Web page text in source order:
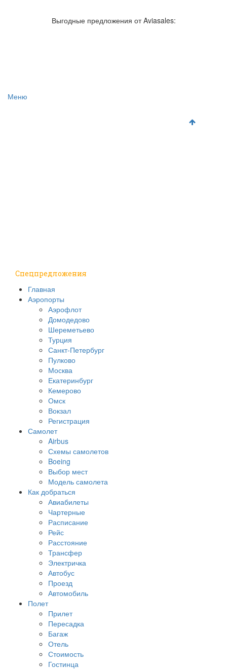
Отзывы об аэропортах
Отслеживание самолетов онлайн
Поиск авиакасс
Выгодные предложения от Aviasales:
Меню
Спецпредложения
Главная
Аэропорты
Аэрофлот
Домодедово
Шереметьево
Турция
Санкт-Петербург
Пулково
Москва
Екатеринбург
Кемерово
Омск
Вокзал
Регистрация
Самолет
Airbus
Схемы самолетов
Boeing
Выбор мест
Модель самолета
Как добраться
Авиабилеты
Чартерные
Расписание
Рейс
Расстояние
Трансфер
Электричка
Автобус
Проезд
Автомобиль
Полет
Прилет
Пересадка
Багаж
Отель
Стоимость
Гостинца